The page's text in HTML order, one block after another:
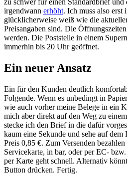
zu schwer für einen Standardbrief und
irgendwann erhöht. Ich muss also erst
glücklicherweise weiß wie die
Preisangaben sind. Die
werden. Die Poststelle in einem
immerhin bis 20 Uhr geöffnet.
Ein neuer Ansatz
Ein für den Kunden deutlich
Folgende. Wenn es unbedingt in
wie auch vorher meine Belege in ein
mich aber direkt auf den Weg zu
stecke ich den Brief in die dafür
kaum eine Sekunde und sehe auf
Preis 0,85 €. Zum Versenden
Servicekarte, in bar, oder per EC-
per Karte geht schnell. Alternativ
Button drücken. Fertig.